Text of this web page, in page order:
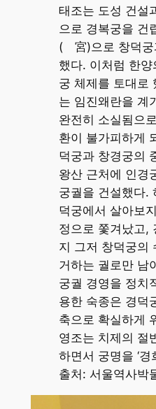
태조는 도성 건설
으로 경복궁을 건
(離宮)으로 창덕
했다. 이처럼 한
궁 체제를 토대로
는 임진왜란을 계
완전히 소실됨으
환이 불가피하게
덕궁과 창경궁의
왕산 근처에 인경
궁궐을 건설했다.
덕궁에서 살아보
정으로 쫓겨났고,
지 그저 창덕궁의
거하는 궐로만 남
궁궐 경영을 정치
용한 숙종은 경덕
축으로 확실하게
영조는 치제의 절
하면서 궁명을 ‘경
출처: 서울역사박